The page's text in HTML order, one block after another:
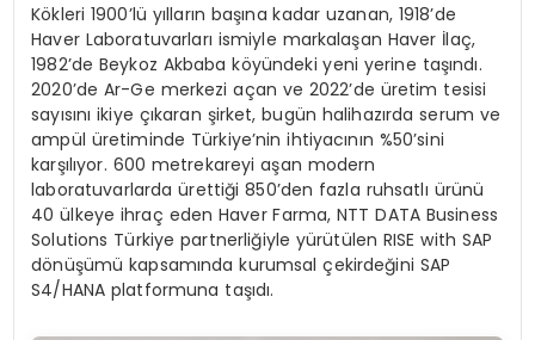
Kökleri 1900’lü yılların başına kadar uzanan, 1918’de
Haver Laboratuvarları ismiyle markalaşan Haver İlaç,
1982’de Beykoz Akbaba köyündeki yeni yerine taşındı.
2020’de Ar-Ge merkezi açan ve 2022’de üretim tesisi
sayısını ikiye çıkaran şirket, bugün halihazırda serum ve
ampül üretiminde Türkiye’nin ihtiyacının %50’sini
karşılıyor. 600 metrekareyi aşan modern
laboratuvarlarda ürettiği 850’den fazla ruhsatlı ürünü
40 ülkeye ihraç eden Haver Farma, NTT DATA Business
Solutions Türkiye partnerliğiyle yürütülen RISE with SAP
dönüşümü kapsamında kurumsal çekirdeğini SAP
S4/HANA platformuna taşıdı.